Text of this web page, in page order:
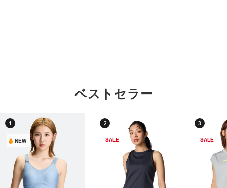
ベストセラー
1
NEW
2
SALE
3
SALE